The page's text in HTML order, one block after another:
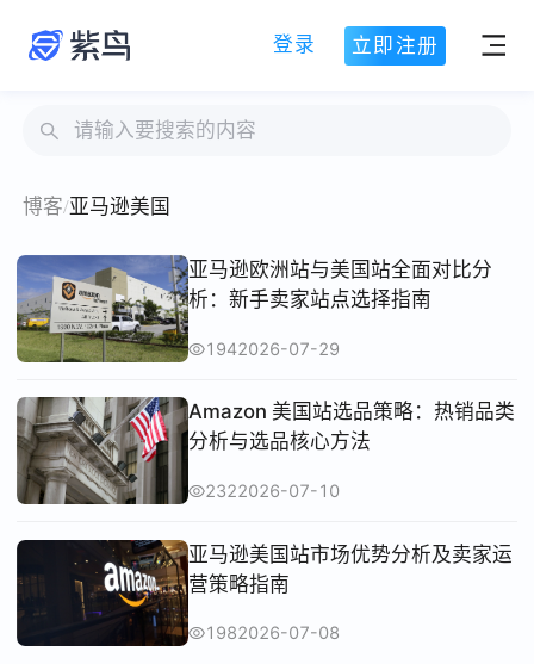
登录 立即注册
博客/亚马逊美国
亚马逊欧洲站与美国站全面对比分
析：新手卖家站点选择指南
1942026-07-29
Amazon 美国站选品策略：热销品类
分析与选品核心方法
2322026-07-10
亚马逊美国站市场优势分析及卖家运
营策略指南
1982026-07-08